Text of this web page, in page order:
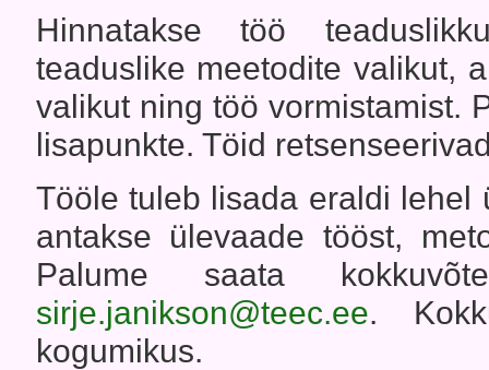
Hinnatakse töö
teaduslike meetodite valikut,
valikut ning töö vormistamist.
lisapunkte. Töid
Tööle tuleb lisada eraldi lehel
antakse ülevaade tööst,
Palume saata
sirje.janikson@teec.ee.
kogumikus.